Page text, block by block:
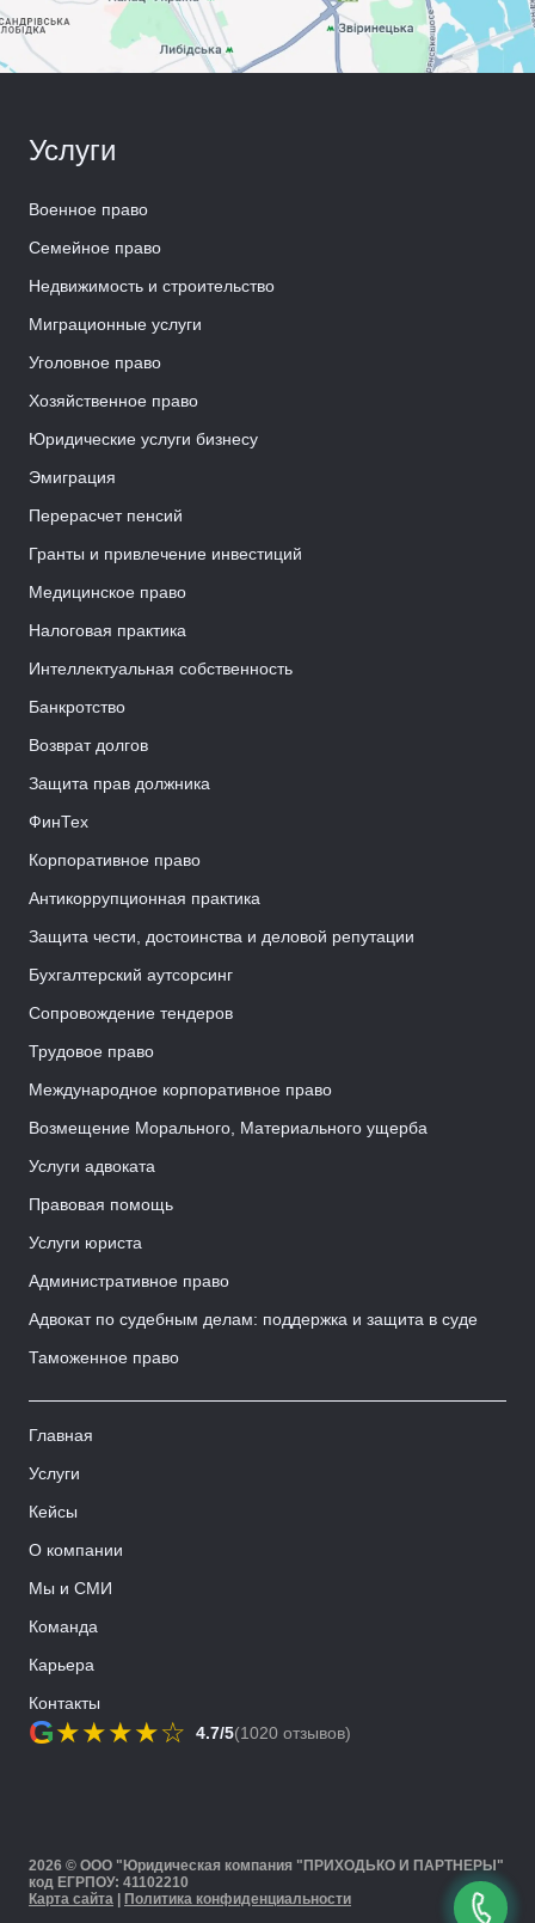
G★★★★☆ 4.7/5(1020 отзывов)
Услуги
Военное право
Семейное право
Недвижимость и строительство
Миграционные услуги
Уголовное право
Хозяйственное право
Юридические услуги бизнесу
Эмиграция
Перерасчет пенсий
Гранты и привлечение инвестиций
Медицинское право
Налоговая практика
Интеллектуальная собственность
Банкротство
Возврат долгов
Защита прав должника
ФинТех
Корпоративное право
Антикоррупционная практика
Защита чести, достоинства и деловой репутации
Бухгалтерский аутсорсинг
Сопровождение тендеров
Трудовое право
Международное корпоративное право
Возмещение Морального, Материального ущерба
Услуги адвоката
Правовая помощь
Услуги юриста
Административное право
Адвокат по судебным делам: поддержка и защита в суде
Таможенное право
Главная
Услуги
Кейсы
О компании
Мы и СМИ
Команда
Карьера
Контакты
2026 © ООО "Юридическая компания "ПРИХОДЬКО И ПАРТНЕРЫ"
код ЕГРПОУ: 41102210
Карта сайта
Политика конфиденциальности